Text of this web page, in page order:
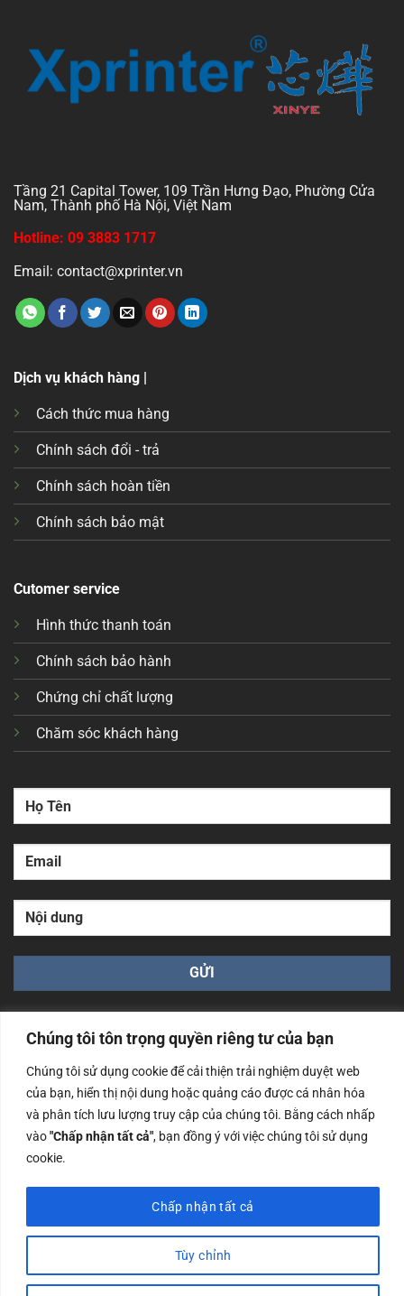
Chúng tôi tôn trọng quyền riêng tư của bạn
Chúng tôi sử dụng cookie để cải thiện trải nghiệm duyệt web
của bạn, hiển thị nội dung hoặc quảng cáo được cá nhân hóa
và phân tích lưu lượng truy cập của chúng tôi. Bằng cách nhấp
vào"Chấp nhận tất cả", bạn đồng ý với việc chúng tôi sử dụng
cookie.
Tùy chỉnh
Chấp nhận tất cả
Tầng 21 Capital Tower, 109 Trần Hưng Đạo, Phường Cửa
Nam, Thành phố Hà Nội, Việt Nam
Hotline: 09 3883 1717
Email: contact@xprinter.vn
Dịch vụ khách hàng |
Cách thức mua hàng
Chính sách đổi - trả
Chính sách hoàn tiền
Chính sách bảo mật
Cutomer service
Hình thức thanh toán
Chính sách bảo hành
Chứng chỉ chất lượng
Chăm sóc khách hàng
Công ty TNHH Nam Bình Xương - Số ĐKKD: 0108783483
cấp ngày 14/06/2019 bởi Sở Kế Hoạch và Đầu Tư Tp. Hà
Nội
Copyrights @2023 Nam Binh Xuong. All Rights Reserved